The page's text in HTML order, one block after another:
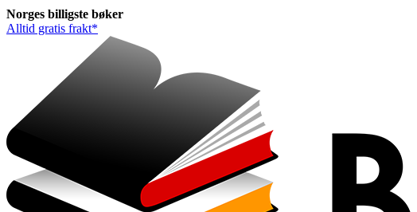
Norges billigste bøker
Alltid gratis frakt*